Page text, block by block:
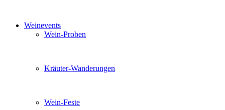
Weinevents
Wein-Proben
Kräuter-Wanderungen
Wein-Feste